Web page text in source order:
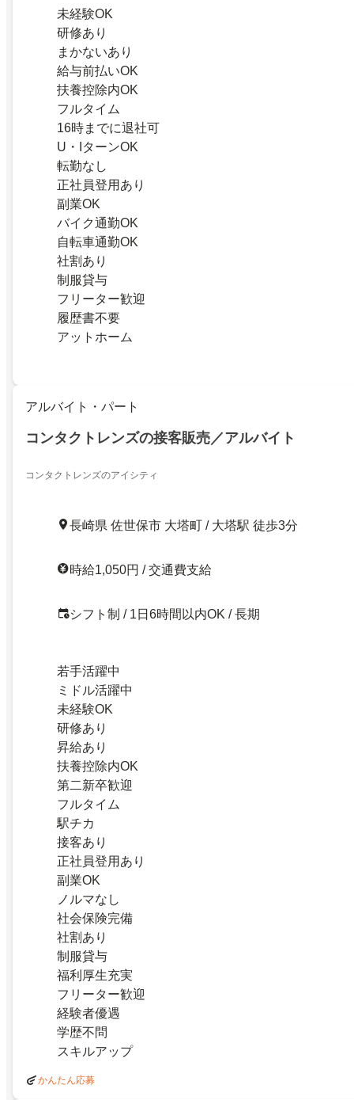
未経験OK
研修あり
まかないあり
給与前払いOK
扶養控除内OK
フルタイム
16時までに退社可
U・IターンOK
転勤なし
正社員登用あり
副業OK
バイク通勤OK
自転車通勤OK
社割あり
制服貸与
フリーター歓迎
履歴書不要
アットホーム
アルバイト・パート
コンタクトレンズの接客販売／アルバイト
コンタクトレンズのアイシティ
長崎県 佐世保市 大塔町 / 大塔駅 徒歩3分
時給1,050円 / 交通費支給
シフト制 / 1日6時間以内OK / 長期
若手活躍中
ミドル活躍中
未経験OK
研修あり
昇給あり
扶養控除内OK
第二新卒歓迎
フルタイム
駅チカ
接客あり
正社員登用あり
副業OK
ノルマなし
社会保険完備
社割あり
制服貸与
福利厚生充実
フリーター歓迎
経験者優遇
学歴不問
スキルアップ
かんたん応募